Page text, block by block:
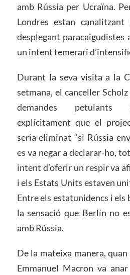
amb Rússia per Ucraïna.
Londres estan
desplegant paracaigudistes
un intent temerari
Durant la seva visita a la
setmana, el canceller
demandes petulants
explícitament que el
seria eliminat “si Rússia
es va negar a declarar-ho,
intent d’oferir un respir va
i els Estats Units estaven
Entre els estatunidencs i els
la sensació que Berlín no
amb Rússia.
De la mateixa manera,
Emmanuel Macron va